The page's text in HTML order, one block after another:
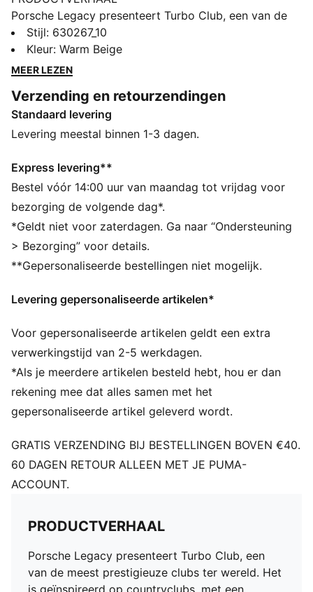
Porsche Legacy presenteert Turbo Club, een van de
meest prestigieuze clubs ter wereld. Het is
geïnspireerd op countryclubs, met een speciale focus
op de Porsche 911 Turbo om een iconische
voorzakken en elastische tailleband combineert deze
broek tijdloze silhouetten met klassieke graphics.
ALLE INS EN OUTS
DETAILS
Normale pasvorm
Hoofdmateriaal 2: Keperbinding
Normale lengte
Middelhoge taille
Voorzakken
Porsche Turbo-borduursel op linkerbeen
Stijl: 630267_10
Kleur: Warm Beige
MEER LEZEN
Verzending en retourzendingen
Standaard levering
Levering meestal binnen 1-3 dagen.
Express levering**
Bestel vóór 14:00 uur van maandag tot vrijdag voor
bezorging de volgende dag*.
*Geldt niet voor zaterdagen. Ga naar “Ondersteuning
> Bezorging” voor details.
**Gepersonaliseerde bestellingen niet mogelijk.
Levering gepersonaliseerde artikelen*
Voor gepersonaliseerde artikelen geldt een extra
verwerkingstijd van 2-5 werkdagen.
*Als je meerdere artikelen besteld hebt, hou er dan
rekening mee dat alles samen met het
gepersonaliseerde artikel geleverd wordt.
GRATIS VERZENDING BIJ BESTELLINGEN BOVEN €40.
60 DAGEN RETOUR ALLEEN MET JE PUMA-
ACCOUNT.
PRODUCTVERHAAL
Porsche Legacy presenteert Turbo Club, een
van de meest prestigieuze clubs ter wereld. Het
is geïnspireerd op countryclubs, met een